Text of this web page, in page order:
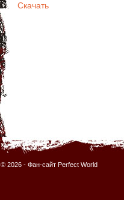
Скачать
© 2026 - Фан-сайт Perfect World